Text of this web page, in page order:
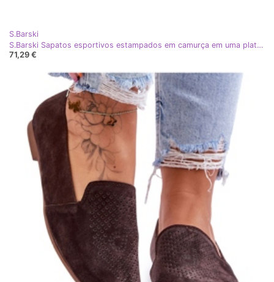
S.Barski
S.Barski Sapatos esportivos estampados em camurça em uma plataforma com D&amp;A LR51-635 GLITTER azul
71,29 €